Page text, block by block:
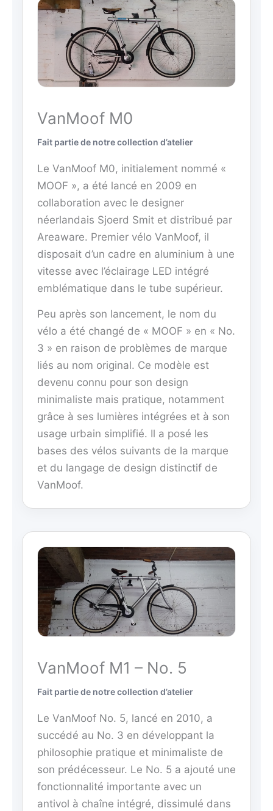
VanMoof M0
Fait partie de notre collection d’atelier
Le VanMoof M0, initialement nommé «
MOOF », a été lancé en 2009 en
collaboration avec le designer
néerlandais Sjoerd Smit et distribué par
Areaware. Premier vélo VanMoof, il
disposait d’un cadre en aluminium à une
vitesse avec l’éclairage LED intégré
emblématique dans le tube supérieur.
Peu après son lancement, le nom du
vélo a été changé de « MOOF » en « No.
3 » en raison de problèmes de marque
liés au nom original. Ce modèle est
devenu connu pour son design
minimaliste mais pratique, notamment
grâce à ses lumières intégrées et à son
usage urbain simplifié. Il a posé les
bases des vélos suivants de la marque
et du langage de design distinctif de
VanMoof.
VanMoof M1 – No. 5
Fait partie de notre collection d’atelier
Le VanMoof No. 5, lancé en 2010, a
succédé au No. 3 en développant la
philosophie pratique et minimaliste de
son prédécesseur. Le No. 5 a ajouté une
fonctionnalité importante avec un
antivol à chaîne intégré, dissimulé dans